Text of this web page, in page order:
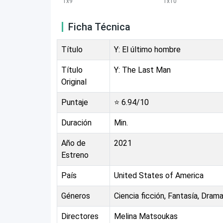
Ficha Técnica
Título Y: El último hombre
Título
Original
Y: The Last Man
Puntaje ⭐ 6.94/10
Duración Min.
Año de
Estreno
2021
País United States of America
Géneros Ciencia ficción, Fantasía, Drama
Directores Melina Matsoukas